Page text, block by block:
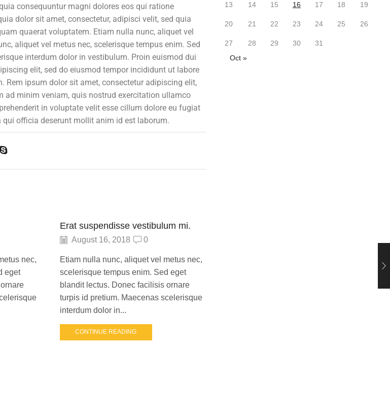
consequuntur magni dolores eos qui ratione
dolor sit amet, consectetur, adipisci velit, sed quia
quaerat voluptatem. Etiam nulla nunc, aliquet vel
aliquet vel metus nec, scelerisque tempus enim. Sed
interdum dolor in vestibulum. Proin euismod dui
elit, sed do eiusmod tempor incididunt ut labore
Rem ipsum dolor sit amet, consectetur adipiscing elit,
ad minim veniam, quis nostrud exercitation ullamco
in voluptate velit esse cillum dolore eu fugiat
officia deserunt mollit anim id est laborum.
nec,
eget
Erat suspendisse vestibulum mi.
August 16, 2018 0
Etiam nulla nunc, aliquet vel metus nec,
scelerisque tempus enim. Sed eget
blandit lectus. Donec facilisis ornare
turpis id pretium. Maecenas scelerisque
interdum dolor in...
CONTINUE READING
13 14 15 16 17 18 19
20 21 22 23 24 25 26
27 28 29 30
31
Oct »